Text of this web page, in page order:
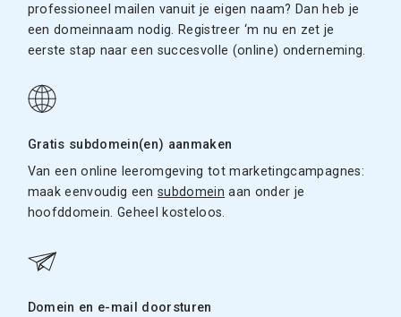
professioneel mailen vanuit je eigen naam? Dan heb je
een domeinnaam nodig. Registreer ‘m nu en zet je
eerste stap naar een succesvolle (online) onderneming.
Gratis subdomein(en) aanmaken
Van een online leeromgeving tot marketingcampagnes:
maak eenvoudig eensubdomein aan onder je
hoofddomein. Geheel kosteloos.
Domein en e-mail doorsturen